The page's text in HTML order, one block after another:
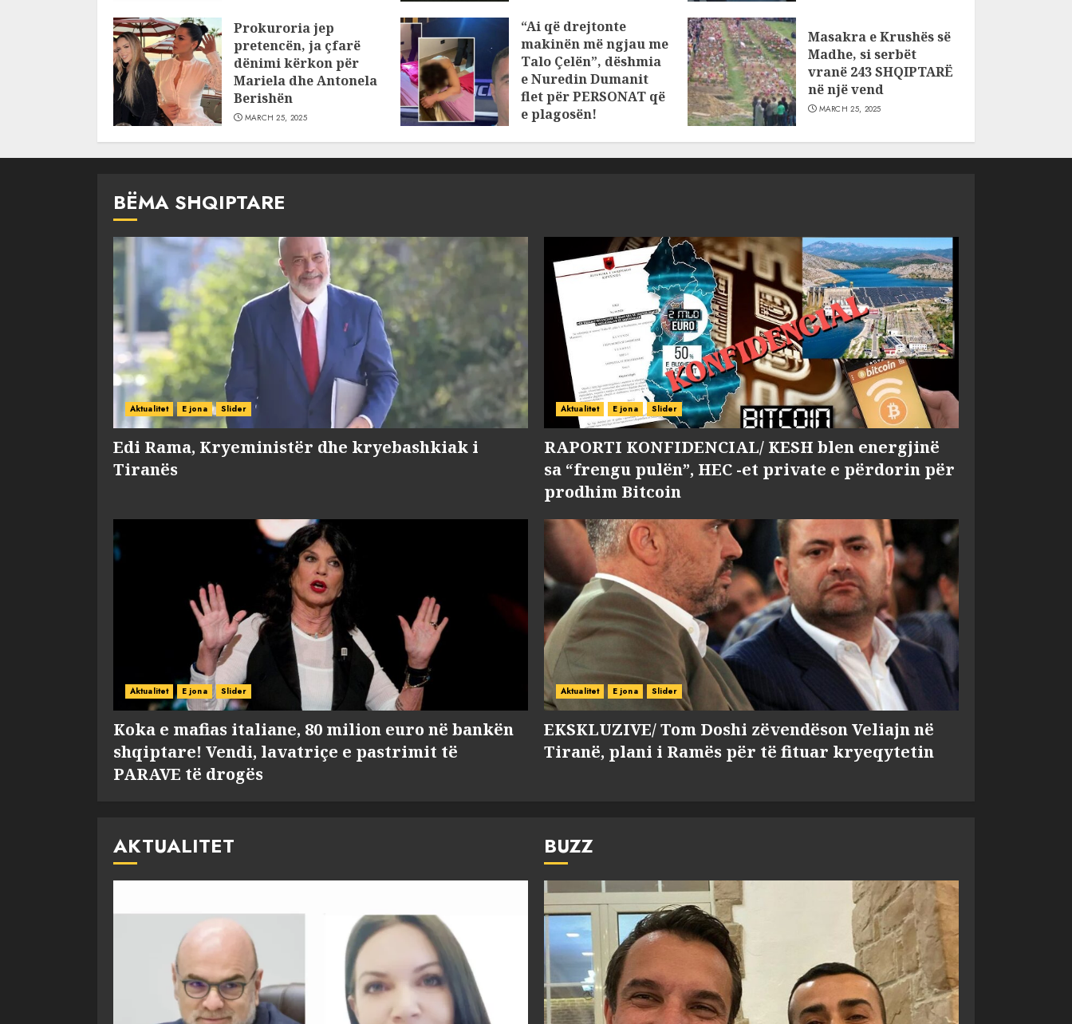
JULY 24, 2025
Prokuroria jep
pretencën, ja çfarë
dënimi kërkon për
Mariela dhe Antonela
Berishën
MARCH 25, 2025
“Ai që drejtonte
makinën më ngjau me
Talo Çelën”, dëshmia
e Nuredin Dumanit
flet për PERSONAT që
e plagosën!
Masakra e Krushës së
Madhe, si serbët
vranë 243 SHQIPTARË
në një vend
MARCH 25, 2025
BËMA SHQIPTARE
Aktualitet E jona Slider
Edi Rama, Kryeministër dhe kryebashkiak i
Tiranës
Aktualitet E jona Slider
RAPORTI KONFIDENCIAL/ KESH blen energjinë
sa “frengu pulën”, HEC -et private e përdorin për
prodhim Bitcoin
Aktualitet E jona Slider
Koka e mafias italiane, 80 milion euro në bankën
shqiptare! Vendi, lavatriçe e pastrimit të
PARAVE të drogës
Aktualitet E jona Slider
EKSKLUZIVE/ Tom Doshi zëvendëson Veliajn në
Tiranë, plani i Ramës për të fituar kryeqytetin
AKTUALITET BUZZ